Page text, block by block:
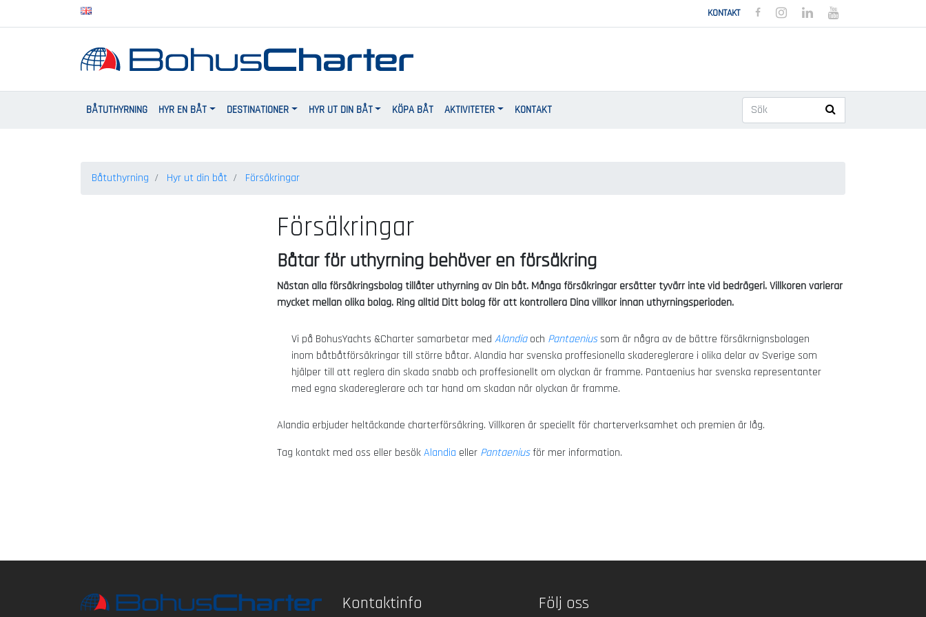
KONTAKT BOHUSCHARTER FACEBOOK
BOHUSCHARTER INSTAGRAM
BOHUSCHARTER LINKEDIN
BÅTUTHYRNING HYR EN BÅT DESTINATIONER HYR UT DIN BÅT KÖPA BÅT AKTIVITETER KONTAKT
Båtuthyrning Hyr ut din båt Försäkringar
Försäkringar
Båtar för uthyrning behöver en försäkring
Nästan alla försäkringsbolag tillåter uthyrning av Din båt. Många försäkringar ersätter tyvärr inte vid bedrägeri. Villkoren varierar
mycket mellan olika bolag. Ring alltid Ditt bolag för att kontrollera Dina villkor innan uthyrningsperioden.
Vi på BohusYachts &Charter samarbetar med Alandiaoch Pantaeniussom är några av de bättre försäkrnignsbolagen
inom båtbåtförsäkringar till större båtar. Alandia har svenska proffesionella skadereglerare i olika delar av Sverige som
hjälper till att reglera din skada snabb och proffesionellt om olyckan är framme. Pantaenius har svenska representanter
med egna skadereglerare och tar hand om skadan när olyckan är framme.
Alandia erbjuder heltäckande charterförsäkring. Villkoren är speciellt för charterverksamhet och premien är låg.
Tag kontakt med oss eller besökAlandia eller Pantaeniusför mer information.
Kontaktinfo Följ oss